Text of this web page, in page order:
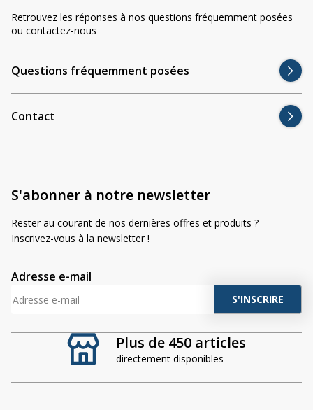
Plus de 450 articles
directement disponibles
Retrouvez les réponses à nos questions fréquemment posées
ou contactez-nous
Questions fréquemment posées
Contact
S'abonner à notre newsletter
Rester au courant de nos dernières offres et produits ?
Inscrivez-vous à la newsletter !
Adresse e-mail
A
t